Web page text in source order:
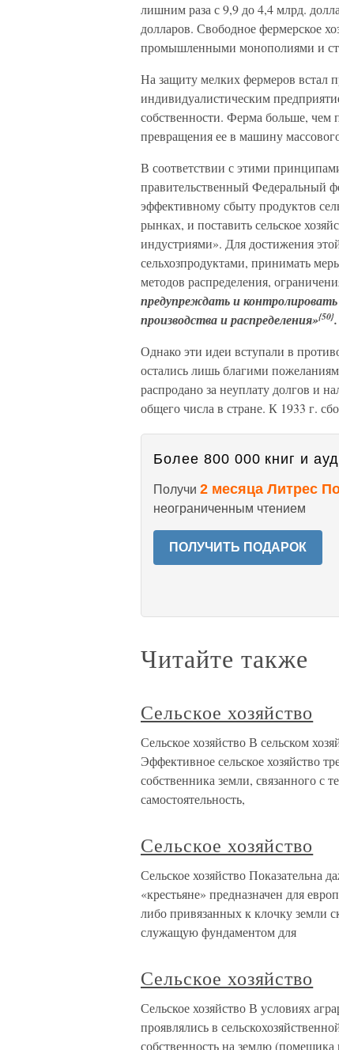
лишним раза с 9,9 до 4,4 млрд.
долларов. Свободное фермерское
промышленными монополиями и
На защиту мелких фермеров встал
индивидуалистическим
собственности. Ферма больше,
превращения ее в машину
В соответствии с этими
правительственный Федеральный
эффективному сбыту продуктов
рынках, и поставить сельское
индустриями». Для достижения
сельхозпродуктами, принимать
методов распределения,
предупреждать и
производства и распределения»{50}.
Однако эти идеи вступали в
остались лишь благими
распродано за неуплату долгов и
общего числа в стране. К 1933 г.
Более 800 000 книг и
Получи 2 месяца Литрес
неограниченным чтением
ПОЛУЧИТЬ ПОДАРОК
Читайте также
Сельское хозяйство
Сельское хозяйство В сельском
Эффективное сельское хозяйство
собственника земли, связанного с
самостоятельность,
Сельское хозяйство
Сельское хозяйство
«крестьяне» предназначен для
либо привязанных к клочку земли
служащую фундаментом для
Сельское хозяйство
Сельское хозяйство В условиях
проявлялись в
собственность на землю (помещика